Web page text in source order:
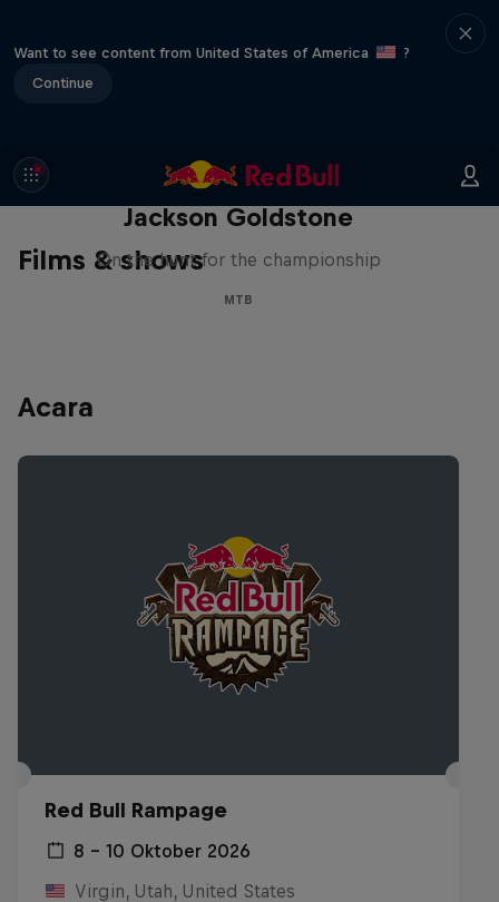
Want to see content from United States of America
?
Continue
Films & shows
The Search for Milliseconds:
Jackson Goldstone
On the hunt for the championship
MTB
Acara
Red Bull Rampage
8 – 10 Oktober 2026
Virgin, Utah, United States